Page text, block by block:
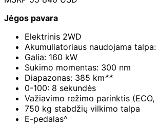
Jėgos pavara
Elektrinis 2WD
Akumuliatoriaus naudojama
Galia: 160 kW
Sukimo momentas: 300 nm
Diapazonas: 385 km**
0-100: 8 sekundės
Važiavimo režimo parinktis
750 kg stabdžių vilkimo talpa
E-pedalas^